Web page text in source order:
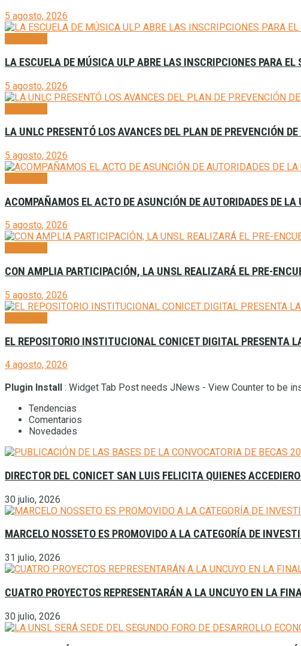
5 agosto, 2026
LA ESCUELA DE MÚSICA ULP ABRE LAS INSCRIPCIONES PARA
5 agosto, 2026
LA UNLC PRESENTÓ LOS AVANCES DEL PLAN DE PREVENCIÓN
5 agosto, 2026
ACOMPAÑAMOS EL ACTO DE ASUNCIÓN DE AUTORIDADES DE
5 agosto, 2026
CON AMPLIA PARTICIPACIÓN, LA UNSL REALIZARÁ EL PRE-
5 agosto, 2026
EL REPOSITORIO INSTITUCIONAL CONICET DIGITAL PRESENTA
4 agosto, 2026
Plugin Install
: Widget Tab Post needs JNews - View Counter to be
Tendencias
Comentarios
Novedades
DIRECTOR DEL CONICET SAN LUIS FELICITA QUIENES
30 julio, 2026
MARCELO NOSSETO ES PROMOVIDO A LA CATEGORÍA DE
31 julio, 2026
CUATRO PROYECTOS REPRESENTARÁN A LA UNCUYO EN LA
30 julio, 2026